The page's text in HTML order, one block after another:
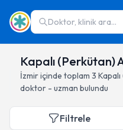
Doktor, klinik ara...
Kapalı (Perkütan)
İzmiriçinde toplam 3
doktor - uzman bulundu
Filtrele